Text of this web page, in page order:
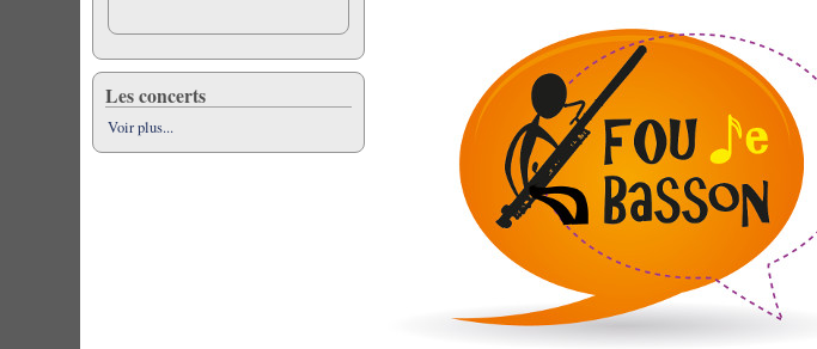
Les concerts
Voir plus...